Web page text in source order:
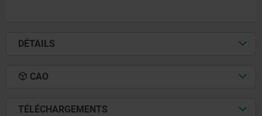
DÉTAILS
CAO
TÉLÉCHARGEMENTS